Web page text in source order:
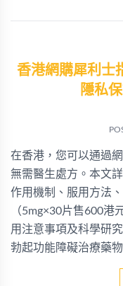
香港網購犀利士
隱私
在香港，您可以通過
無需醫生處方。本文
作用機制、服用方法
（5mg×30片售600港
用注意事項及科學研
勃起功能障礙治療藥物